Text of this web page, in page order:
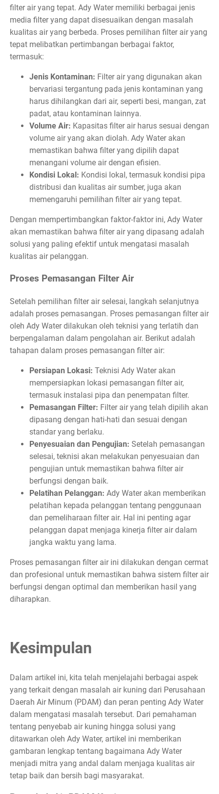
filter air yang tepat. Ady Water memiliki berbagai jenis
media filter yang dapat disesuaikan dengan masalah
kualitas air yang berbeda. Proses pemilihan filter air yang
tepat melibatkan pertimbangan berbagai faktor,
termasuk:
Jenis Kontaminan: Filter air yang digunakan akan
bervariasi tergantung pada jenis kontaminan yang
harus dihilangkan dari air, seperti besi, mangan, zat
padat, atau kontaminan lainnya.
Volume Air: Kapasitas filter air harus sesuai dengan
volume air yang akan diolah. Ady Water akan
memastikan bahwa filter yang dipilih dapat
menangani volume air dengan efisien.
Kondisi Lokal: Kondisi lokal, termasuk kondisi pipa
distribusi dan kualitas air sumber, juga akan
memengaruhi pemilihan filter air yang tepat.
Dengan mempertimbangkan faktor-faktor ini, Ady Water
akan memastikan bahwa filter air yang dipasang adalah
solusi yang paling efektif untuk mengatasi masalah
kualitas air pelanggan.
Proses Pemasangan Filter Air
Setelah pemilihan filter air selesai, langkah selanjutnya
adalah proses pemasangan. Proses pemasangan filter air
oleh Ady Water dilakukan oleh teknisi yang terlatih dan
berpengalaman dalam pengolahan air. Berikut adalah
tahapan dalam proses pemasangan filter air:
Persiapan Lokasi: Teknisi Ady Water akan
mempersiapkan lokasi pemasangan filter air,
termasuk instalasi pipa dan penempatan filter.
Pemasangan Filter: Filter air yang telah dipilih akan
dipasang dengan hati-hati dan sesuai dengan
standar yang berlaku.
Penyesuaian dan Pengujian: Setelah pemasangan
selesai, teknisi akan melakukan penyesuaian dan
pengujian untuk memastikan bahwa filter air
berfungsi dengan baik.
Pelatihan Pelanggan: Ady Water akan memberikan
pelatihan kepada pelanggan tentang penggunaan
dan pemeliharaan filter air. Hal ini penting agar
pelanggan dapat menjaga kinerja filter air dalam
jangka waktu yang lama.
Proses pemasangan filter air ini dilakukan dengan cermat
dan profesional untuk memastikan bahwa sistem filter air
berfungsi dengan optimal dan memberikan hasil yang
diharapkan.
Kesimpulan
Dalam artikel ini, kita telah menjelajahi berbagai aspek
yang terkait dengan masalah air kuning dari Perusahaan
Daerah Air Minum (PDAM) dan peran penting Ady Water
dalam mengatasi masalah tersebut. Dari pemahaman
tentang penyebab air kuning hingga solusi yang
ditawarkan oleh Ady Water, artikel ini memberikan
gambaran lengkap tentang bagaimana Ady Water
menjadi mitra yang andal dalam menjaga kualitas air
tetap baik dan bersih bagi masyarakat.